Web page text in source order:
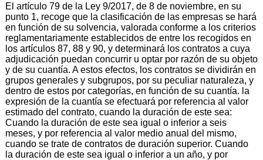
El artículo 79 de la Ley 9/2017, de 8 de noviembre, en su
punto 1, recoge que la clasificación de las empresas se hará
en función de su solvencia, valorada conforme a los criterios
reglamentariamente establecidos de entre los recogidos en
los artículos 87, 88 y 90, y determinará los contratos a cuya
adjudicación puedan concurrir u optar por razón de su objeto
y de su cuantía. A estos efectos, los contratos se dividirán en
grupos generales y subgrupos, por su peculiar naturaleza, y
dentro de estos por categorías, en función de su cuantía. la
expresión de la cuantía se efectuará por referencia al valor
estimado del contrato, cuando la duración de este sea:
Cuando la duración de este sea igual o inferior a seis
meses, y por referencia al valor medio anual del mismo,
cuando se trate de contratos de duración superior. Cuando
la duración de este sea igual o inferior a un año, y por